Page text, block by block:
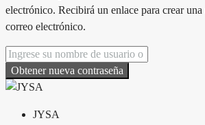
electrónico. Recibirá un enlace para crear
correo electrónico.
Obtener nueva contraseña
JYSA